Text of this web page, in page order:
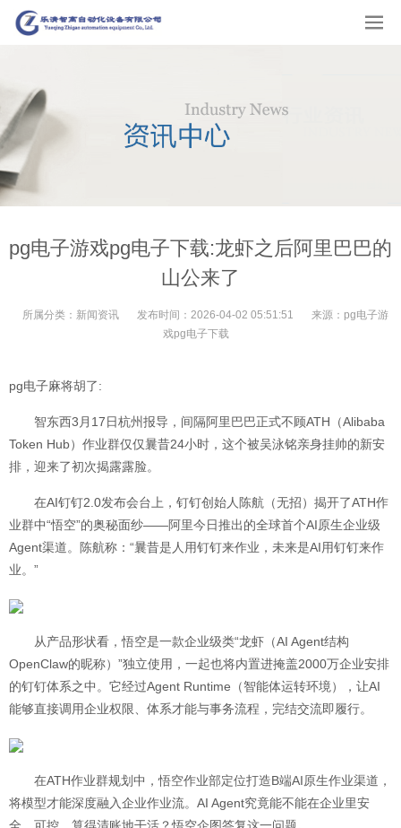
pg电子游戏pg电子下载:龙虾之后阿里巴巴的
山公来了
所属分类： 新闻资讯 发布时间： 2026-04-02 05:51:51 来源： pg电子游
戏pg电子下载
pg电子麻将胡了:
智东西3月17日杭州报导，间隔阿里巴巴正式不顾ATH（Alibaba
Token Hub）作业群仅仅曩昔24小时，这个被吴泳铭亲身挂帅的新安
排，迎来了初次揭露露脸。
在AI钉钉2.0发布会台上，钉钉创始人陈航（无招）揭开了ATH作
业群中“悟空”的奥秘面纱——阿里今日推出的全球首个AI原生企业级
Agent渠道。陈航称：“曩昔是人用钉钉来作业，未来是AI用钉钉来作
业。”
从产品形状看，悟空是一款企业级类“龙虾（AI Agent结构
OpenClaw的昵称）”独立使用，一起也将内置进掩盖2000万企业安排
的钉钉体系之中。它经过Agent Runtime（智能体运转环境），让AI
能够直接调用企业权限、体系才能与事务流程，完结交流即履行。
在ATH作业群规划中，悟空作业部定位打造B端AI原生作业渠道，
将模型才能深度融入企业作业流。AI Agent究竟能不能在企业里安